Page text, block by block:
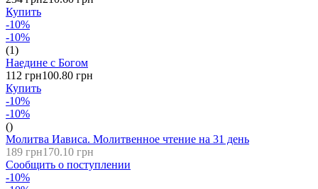
Купить
-10%
-10%
(1)
Наедине с Богом
112 грн100.80 грн
Купить
-10%
-10%
()
Молитва Иависа. Молитвенное чтение на 31 день
189 грн170.10 грн
Сообщить о поступлении
-10%